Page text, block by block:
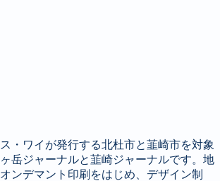
・ワイが発行する北杜市と韮崎市を対象
岳ジャーナルと韮崎ジャーナルです。地
ンデマント印刷をはじめ、デザイン制